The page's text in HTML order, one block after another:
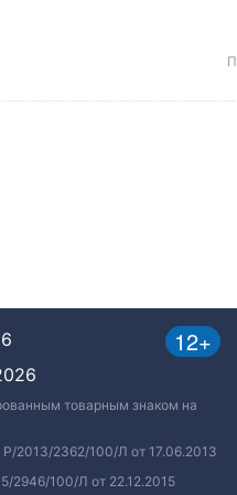
12+
товарным знаком на
2013/2362/100/Л от 17.06.2013
2946/100/Л от 22.12.2015